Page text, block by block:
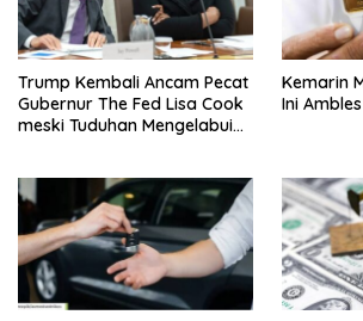
Trump Kembali Ancam Pecat
Gubernur The Fed Lisa Cook
meski Tuduhan Mengelabui
Kemarin
Ini